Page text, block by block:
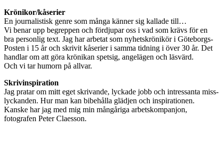
Krönikor/kåserier
En jour­nal­is­tisk genre som många kän­ner sig kallade till…
Vi benar upp begrep­pen och förd­ju­par oss i vad som krävs för en
bra per­son­lig text. Jag har arbe­tat som nyhet­skrönikör i Göteborgs-
Posten i 15 år och skrivit kåserier i samma tid­ning i över 30 år. Det
hand­lar om att göra krönikan spet­sig, angelä­gen och läsvärd.
Och vi tar humorn på allvar.
Skriv­in­spi­ra­tion
Jag pratar om mitt eget skri­vande, lyck­ade jobb och intres­santa miss­
ly­ckan­den. Hur man kan bibehålla gläd­jen och inspi­ra­tio­nen.
Kanske har jag med mig min mångåriga arbet­skom­pan­jon,
fotografen Peter Claesson.